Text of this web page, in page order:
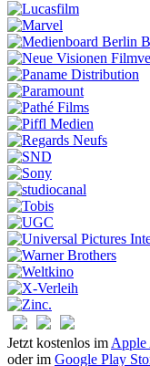
Jetzt kostenlos im Apple
oder im Google Play